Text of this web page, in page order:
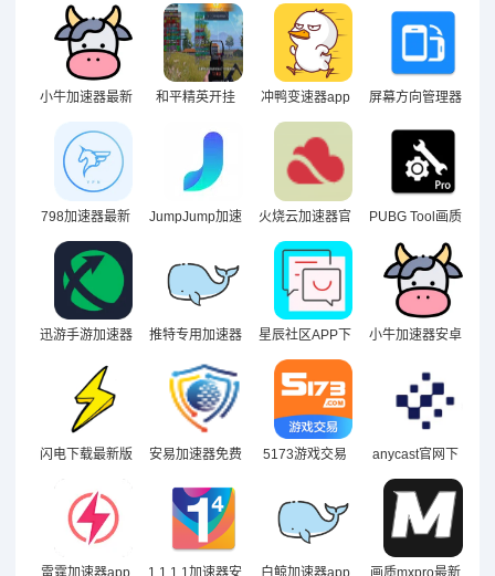
手机版
安卓免费
具官方下载手机
版2024最新版
app
小牛加速器最新
版本下载安卓版
app2024
和平精英开挂
免费版（小丑新
版本防闪框架）
冲鸭变速器app
屏幕方向管理器
APP正版下载安
装
798加速器最新
版下载
JumpJump加速
火烧云加速器官
网
PUBG Tool画质
助手官方版下载
迅游手游加速器
APP手机版下载
推特专用加速器
永久免费安卓下
载
星辰社区APP下
小牛加速器安卓
pp
闪电下载最新版
安易加速器免费
下载
5173游戏交易
anycast官网下